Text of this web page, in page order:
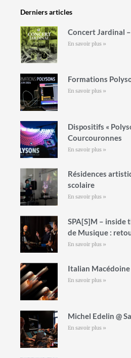
Derniers articles
Concert Jardinal
En savoir plus »
Formations
En savoir plus »
Dispositifs «
Courcouronnes
En savoir plus »
Résidences
scolaire
En savoir plus »
SPA[S]M – inside
de Musique :
En savoir plus »
Italian Macédoine
En savoir plus »
Michel Edelin @
En savoir plus »